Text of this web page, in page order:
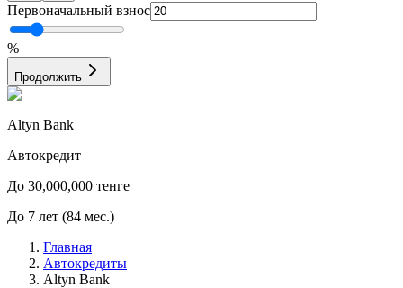
Первоначальный взнос
%
Продолжить
Altyn Bank
Автокредит
До 30,000,000 тенге
До 7 лет (84 мес.)
Главная
Автокредиты
Altyn Bank